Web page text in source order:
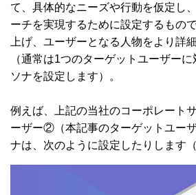
て、具体的なニーズや行動を仮定し
ーチを実現するために設定するもの
上げ、ユーザーとなる人物をより詳
（通常は1つのターゲットユーザー
ソナを設定します）。
例えば、上記の当社のコーポレート
ーザー②（本記事のターゲットユー
ナは、次のように設定したりします